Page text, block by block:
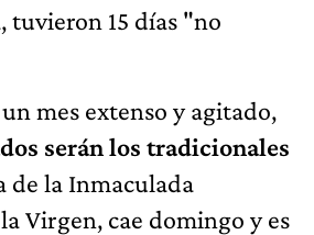
tuvieron 15 días "no
mes extenso y agitado,
serán los tradicionales
de la Inmaculada
Virgen, cae domingo y es